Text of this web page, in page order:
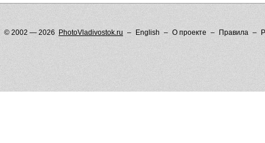
© 2002 — 2026 PhotoVladivostok.ru English О проекте Правила